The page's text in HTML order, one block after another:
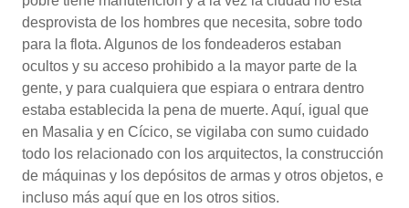
desprovista de los hombres que necesita, sobre todo
para la flota. Algunos de los fondeaderos estaban
ocultos y su acceso prohibido a la mayor parte de la
gente, y para cualquiera que espiara o entrara dentro
estaba establecida la pena de muerte. Aquí, igual que
en Masalia y en Cícico, se vigilaba con sumo cuidado
todo los relacionado con los arquitectos, la construcción
de máquinas y los depósitos de armas y otros objetos, e
incluso más aquí que en los otros sitios.